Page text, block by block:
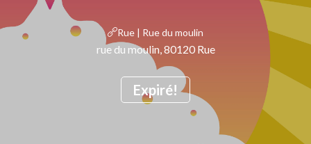
Expiré!
Rue | Rue du moulin
rue du moulin, 80120 Rue